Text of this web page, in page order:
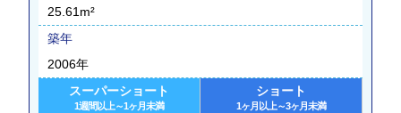
25.61m²
築年
2006年
スーパーショート
1週間以上～1ヶ月未満
ショート
1ヶ月以上～3ヶ月未満